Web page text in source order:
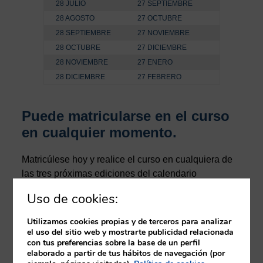
28 JULIO
27 SEPTIEMBRE
28 AGOSTO
27 OCTUBRE
28 SEPTIEMBRE
27 NOVIEMBRE
28 OCTUBRE
27 DICIEMBRE
28 NOVIEMBRE
27 ENERO
28 DICIEMBRE
27 FEBRERO
Puede matricularse en el curso
en cualquier momento.
Matricúlese hoy y realice el curso en cualquiera de
las tres próximas ediciones del calendario
más tiempo, no dude en ponerse en
Una vez finalizado el curso, tras la evaluación como
apto por el tutor, podrá descargar un certificado
Uso de cookies:
Utilizamos cookies propias y de terceros para analizar
el uso del sitio web y mostrarte publicidad relacionada
con tus preferencias sobre la base de un perfil
elaborado a partir de tus hábitos de navegación (por